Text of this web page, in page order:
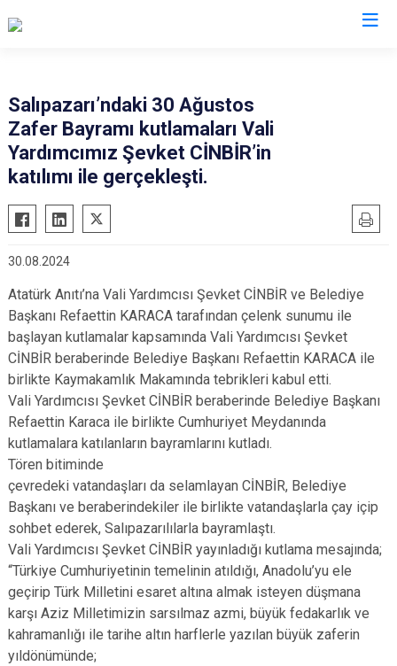
19 Mayıs
Alaçam
Ayvacık
Havza
Kavak
Ladik
Salıpazarı
Canik
İlkadım
Salıpazarı’ndaki 30 Ağustos
Zafer Bayramı kutlamaları Vali
Yardımcımız Şevket CİNBİR’in
katılımı ile gerçekleşti.
30.08.2024
Atatürk Anıtı’na Vali Yardımcısı Şevket CİNBİR ve Belediye
Başkanı Refaettin KARACA tarafından çelenk sunumu ile
başlayan kutlamalar kapsamında Vali Yardımcısı Şevket
CİNBİR beraberinde Belediye Başkanı Refaettin KARACA ile
birlikte Kaymakamlık Makamında tebrikleri kabul etti.
Vali Yardımcısı Şevket CİNBİR beraberinde Belediye Başkanı
Refaettin Karaca ile birlikte Cumhuriyet Meydanında
kutlamalara katılanların bayramlarını kutladı.
Tören bitiminde
çevredeki vatandaşları da selamlayan CİNBİR, Belediye
Başkanı ve beraberindekiler ile birlikte vatandaşlarla çay içip
sohbet ederek, Salıpazarılılarla bayramlaştı.
Vali Yardımcısı Şevket CİNBİR yayınladığı kutlama mesajında;
“Türkiye Cumhuriyetinin temelinin atıldığı, Anadolu’yu ele
geçirip Türk Milletini esaret altına almak isteyen düşmana
karşı Aziz Milletimizin sarsılmaz azmi, büyük fedakarlık ve
kahramanlığı ile tarihe altın harflerle yazılan büyük zaferin
yıldönümünde;